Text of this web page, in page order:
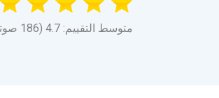
متوسط التقييم: 4.7 (186 صوتا)